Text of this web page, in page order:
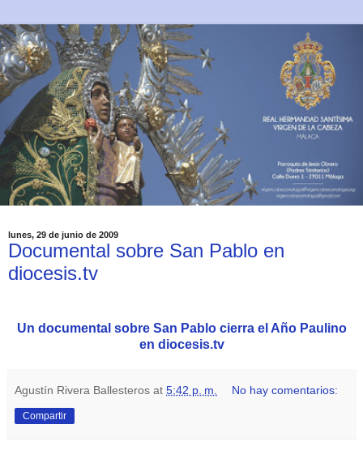
lunes, 29 de junio de 2009
Documental sobre San Pablo en
diocesis.tv
Un documental sobre San Pablo cierra el Año Paulino
en diocesis.tv
Agustín Rivera Ballesteros at 5:42 p. m. No hay comentarios:
Compartir